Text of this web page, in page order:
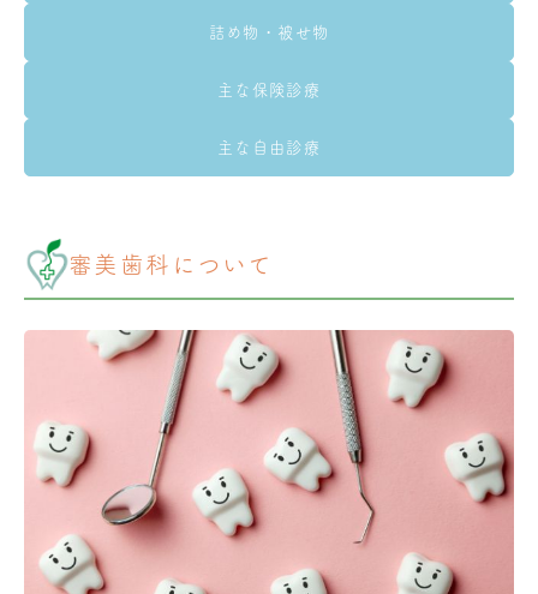
詰め物・被せ物
主な保険診療
主な自由診療
審美歯科について